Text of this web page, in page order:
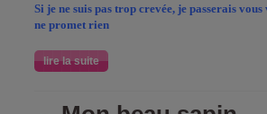
Si je ne suis pas trop crevée, je passerais
ne promet rien
lire la suite